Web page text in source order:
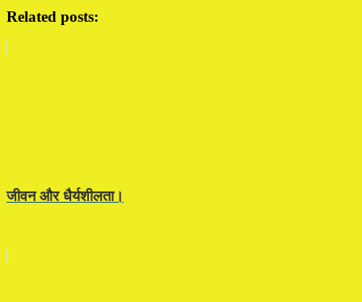
Related posts:
जीवन और धैर्यशीलता।